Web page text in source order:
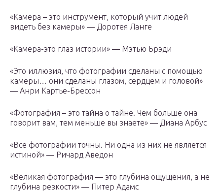
«Камера – это инструмент, который учит людей
видеть без камеры» — Доротея Ланге
«Камера-это глаз истории» — Мэтью Брэди
«Это иллюзия, что фотографии сделаны с помощью
камеры… они сделаны глазом, сердцем и головой»
— Анри Картье-Брессон
«Фотография – это тайна о тайне. Чем больше она
говорит вам, тем меньше вы знаете» — Диана Арбус
«Все фотографии точны. Ни одна из них не является
истиной» — Ричард Аведон
«Великая фотография — это глубина ощущения, а не
глубина резкости» — Питер Адамс